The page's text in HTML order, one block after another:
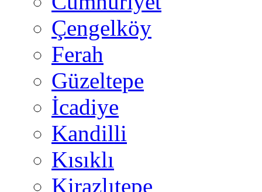
Çengelköy
Ferah
Güzeltepe
İcadiye
Kandilli
Kısıklı
Kirazlıtepe